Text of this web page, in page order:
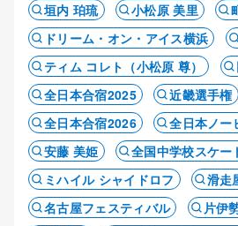
垣内 珀琉
小松原 美里
ドリーム・オン・アイス横浜
ティム コレト（小松原 尊）
全日本合宿2025
近畿選手権
全日本合宿2026
全日本ノー
安藤 美姫
全国中学校スケー
ミハイル シャイドロフ
滑走
名古屋フェスティバル
片伊